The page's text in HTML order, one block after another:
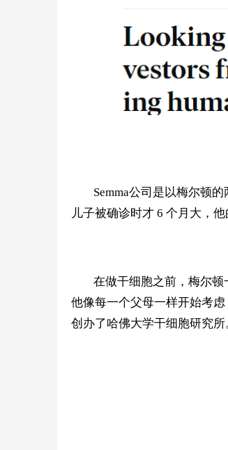
Semma公司是 以梅尔顿的
儿子被确诊时才 6 个月大， 他
在做干细胞之前，梅尔顿
他像每一个父母一样开始考虑
创办了哈佛大学干细胞研究所